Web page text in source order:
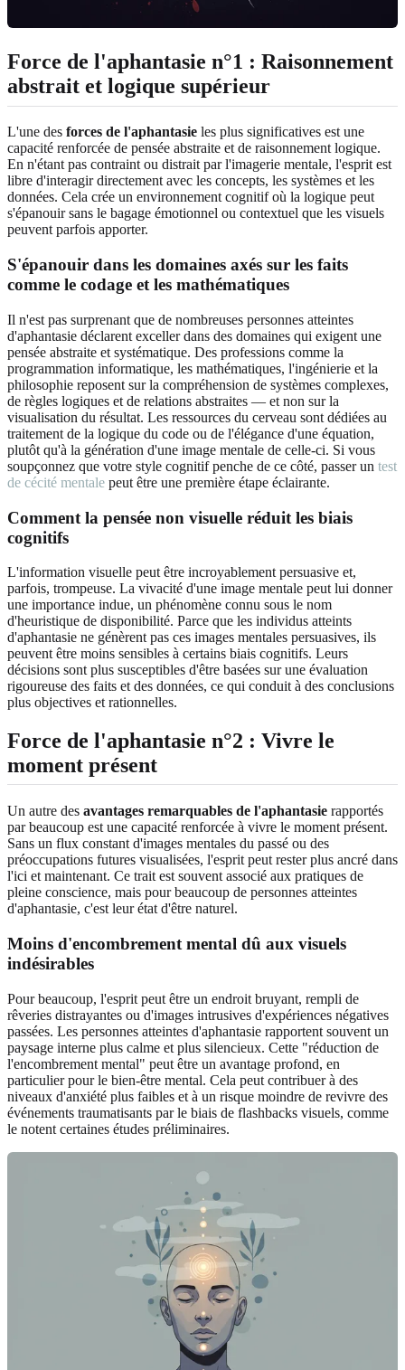
Force de l'aphantasie n°1 : Raisonnement
abstrait et logique supérieur
L'une des forces de l'aphantasie les plus significatives est une
capacité renforcée de pensée abstraite et de raisonnement logique.
En n'étant pas contraint ou distrait par l'imagerie mentale, l'esprit est
libre d'interagir directement avec les concepts, les systèmes et les
données. Cela crée un environnement cognitif où la logique peut
s'épanouir sans le bagage émotionnel ou contextuel que les visuels
peuvent parfois apporter.
S'épanouir dans les domaines axés sur les faits
comme le codage et les mathématiques
Il n'est pas surprenant que de nombreuses personnes atteintes
d'aphantasie déclarent exceller dans des domaines qui exigent une
pensée abstraite et systématique. Des professions comme la
programmation informatique, les mathématiques, l'ingénierie et la
philosophie reposent sur la compréhension de systèmes complexes,
de règles logiques et de relations abstraites — et non sur la
visualisation du résultat. Les ressources du cerveau sont dédiées au
traitement de la logique du code ou de l'élégance d'une équation,
plutôt qu'à la génération d'une image mentale de celle-ci. Si vous
soupçonnez que votre style cognitif penche de ce côté, passer un test
de cécité mentale peut être une première étape éclairante.
Comment la pensée non visuelle réduit les biais
cognitifs
L'information visuelle peut être incroyablement persuasive et,
parfois, trompeuse. La vivacité d'une image mentale peut lui donner
une importance indue, un phénomène connu sous le nom
d'heuristique de disponibilité. Parce que les individus atteints
d'aphantasie ne génèrent pas ces images mentales persuasives, ils
peuvent être moins sensibles à certains biais cognitifs. Leurs
décisions sont plus susceptibles d'être basées sur une évaluation
rigoureuse des faits et des données, ce qui conduit à des conclusions
plus objectives et rationnelles.
Force de l'aphantasie n°2 : Vivre le
moment présent
Un autre des avantages remarquables de l'aphantasie rapportés
par beaucoup est une capacité renforcée à vivre le moment présent.
Sans un flux constant d'images mentales du passé ou des
préoccupations futures visualisées, l'esprit peut rester plus ancré dans
l'ici et maintenant. Ce trait est souvent associé aux pratiques de
pleine conscience, mais pour beaucoup de personnes atteintes
d'aphantasie, c'est leur état d'être naturel.
Moins d'encombrement mental dû aux visuels
indésirables
Pour beaucoup, l'esprit peut être un endroit bruyant, rempli de
rêveries distrayantes ou d'images intrusives d'expériences négatives
passées. Les personnes atteintes d'aphantasie rapportent souvent un
paysage interne plus calme et plus silencieux. Cette "réduction de
l'encombrement mental" peut être un avantage profond, en
particulier pour le bien-être mental. Cela peut contribuer à des
niveaux d'anxiété plus faibles et à un risque moindre de revivre des
événements traumatisants par le biais de flashbacks visuels, comme
le notent certaines études préliminaires.